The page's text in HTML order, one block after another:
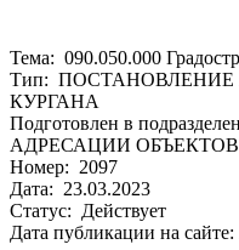
Тема: 090.050.000
Тип:
КУРГАНА
Подготовлен в
АДРЕСАЦИИ
Номер: 2097
Дата: 23.03.2023
Статус: Действует
Дата публикации на